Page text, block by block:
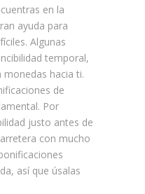
en la
ayuda para
Algunas
temporal,
hacia ti.
de
Por
justo antes de
con mucho
así que úsalas